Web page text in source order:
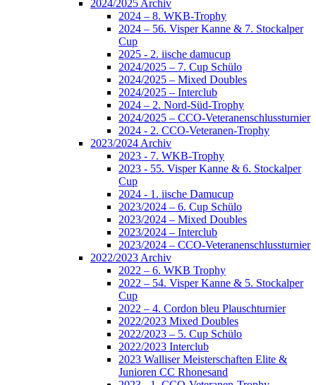
2024/2025 Archiv
2024 – 8. WKB-Trophy
2024 – 56. Visper Kanne & 7. Stockalper
Cup
2025 - 2. iische damucup
2024/2025 – 7. Cup Schülo
2024/2025 – Mixed Doubles
2024/2025 – Interclub
2024 – 2. Nord-Süd-Trophy
2024/2025 – CCO-Veteranenschlussturnier
2024 - 2. CCO-Veteranen-Trophy
2023/2024 Archiv
2023 - 7. WKB-Trophy
2023 - 55. Visper Kanne & 6. Stockalper
Cup
2024 - 1. iische Damucup
2023/2024 – 6. Cup Schülo
2023/2024 – Mixed Doubles
2023/2024 – Interclub
2023/2024 – CCO-Veteranenschlussturnier
2022/2023 Archiv
2022 – 6. WKB Trophy
2022 – 54. Visper Kanne & 5. Stockalper
Cup
2022 – 4. Cordon bleu Plauschturnier
2022/2023 Mixed Doubles
2022/2023 – 5. Cup Schülo
2022/2023 Interclub
2023 Walliser Meisterschaften Elite &
Junioren CC Rhonesand